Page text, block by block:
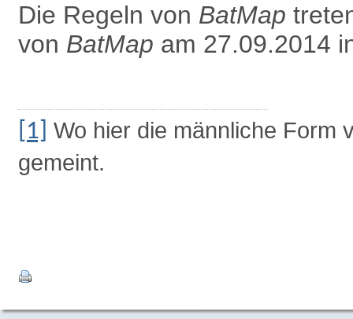
Die Regeln von BatMap
von BatMap am 27.09.2014
[1] Wo hier die männliche Form
gemeint.